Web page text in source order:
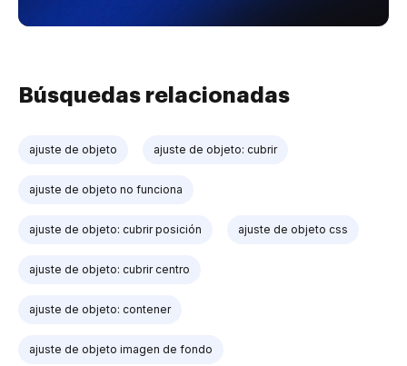
Búsquedas relacionadas
ajuste de objeto ajuste de objeto: cubrir
ajuste de objeto no funciona
ajuste de objeto: cubrir posición ajuste de objeto css
ajuste de objeto: cubrir centro
ajuste de objeto: contener
ajuste de objeto imagen de fondo